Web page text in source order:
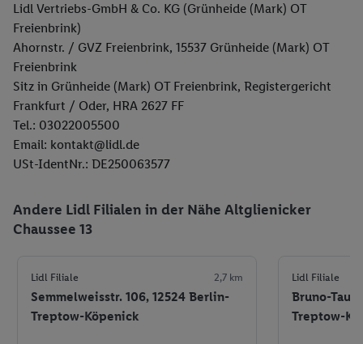
Lidl Vertriebs-GmbH & Co. KG (Grünheide (Mark) OT
Freienbrink)
Ahornstr. / GVZ Freienbrink, 15537 Grünheide (Mark) OT
Freienbrink
Sitz in Grünheide (Mark) OT Freienbrink, Registergericht
Frankfurt / Oder, HRA 2627 FF
Tel.: 03022005500
Email: kontakt@lidl.de
USt-IdentNr.: DE250063577
Andere Lidl Filialen in der Nähe Altglienicker
Chaussee 13
Lidl Filiale 2,7 km
Semmelweisstr. 106, 12524 Berlin-
Treptow-Köpenick
Lidl Filiale
Bruno-
Treptow-